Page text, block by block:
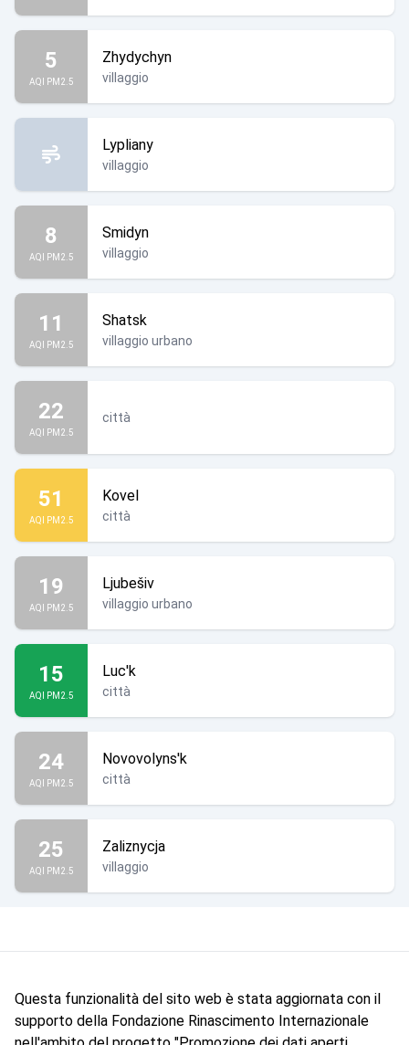
5
AQI PM2.5
Zhydychyn
villaggio
Lypliany
villaggio
8
AQI PM2.5
Smidyn
villaggio
11
AQI PM2.5
Shatsk
villaggio urbano
22
AQI PM2.5
città
51
AQI PM2.5
Kovel
città
19
AQI PM2.5
Ljubešiv
villaggio urbano
15
AQI PM2.5
Luc'k
città
24
AQI PM2.5
Novovolyns'k
città
25
AQI PM2.5
Zaliznycja
villaggio
Questa funzionalità del sito web è stata aggiornata con il
supporto della Fondazione Rinascimento Internazionale